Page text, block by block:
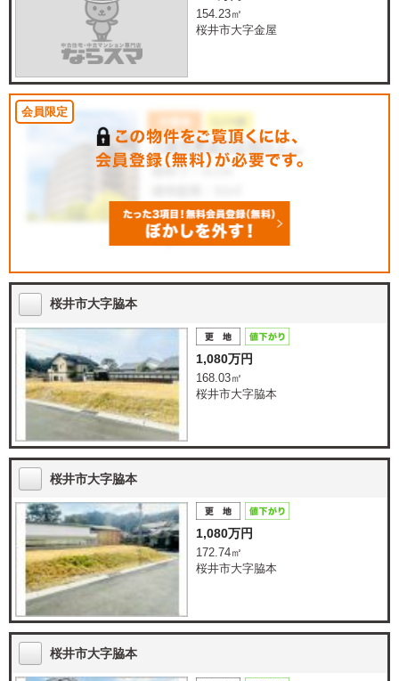
154.23㎡
桜井市大字金屋
桜井市大字脇本
1,080万円
168.03㎡
桜井市大字脇本
桜井市大字脇本
1,080万円
172.74㎡
桜井市大字脇本
桜井市大字脇本